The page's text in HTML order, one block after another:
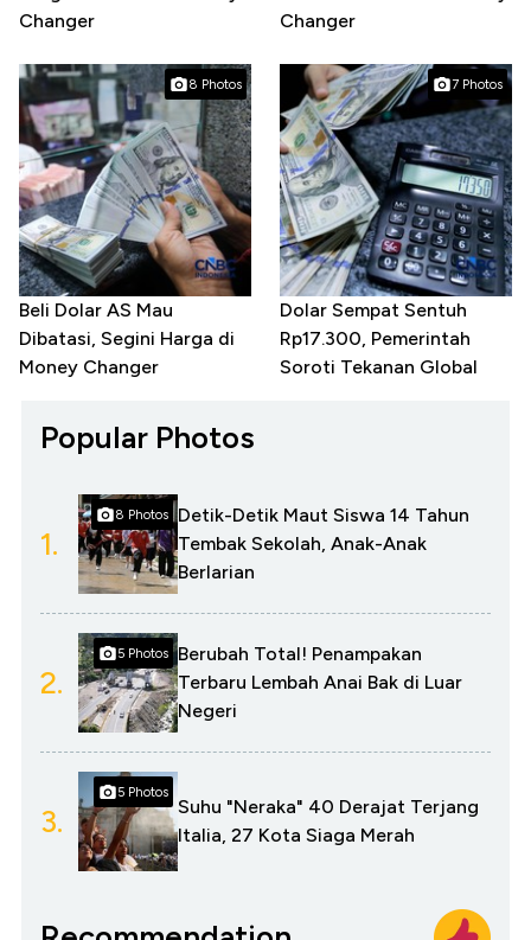
Changer
Changer
8 Photos
Beli Dolar AS Mau
Dibatasi, Segini Harga di
Money Changer
7 Photos
Dolar Sempat Sentuh
Rp17.300, Pemerintah
Soroti Tekanan Global
Popular Photos
1.
8 Photos
Detik-Detik Maut Siswa 14 Tahun
Tembak Sekolah, Anak-Anak
Berlarian
2.
5 Photos
Berubah Total! Penampakan
Terbaru Lembah Anai Bak di Luar
Negeri
3.
5 Photos
Suhu "Neraka" 40 Derajat Terjang
Italia, 27 Kota Siaga Merah